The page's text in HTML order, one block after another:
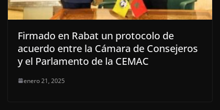
Firmado en Rabat un protocolo de
acuerdo entre la Cámara de Consejeros
y el Parlamento de la CEMAC
enero 21, 2025